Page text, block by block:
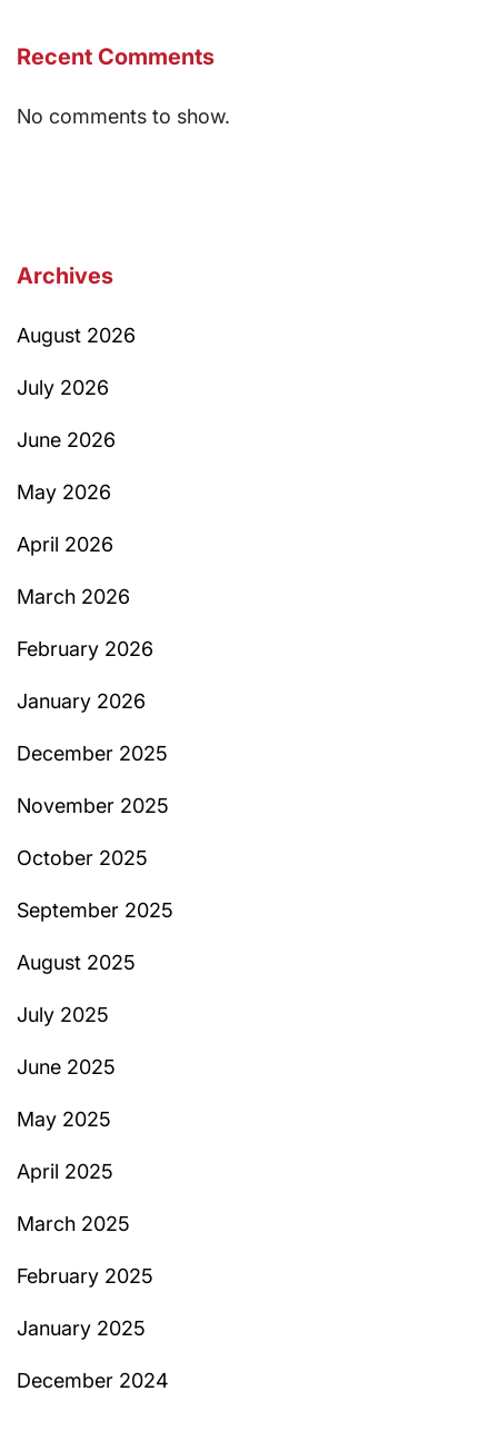
Recent Comments
No comments to show.
Archives
August 2026
July 2026
June 2026
May 2026
April 2026
March 2026
February 2026
January 2026
December 2025
November 2025
October 2025
September 2025
August 2025
July 2025
June 2025
May 2025
April 2025
March 2025
February 2025
January 2025
December 2024